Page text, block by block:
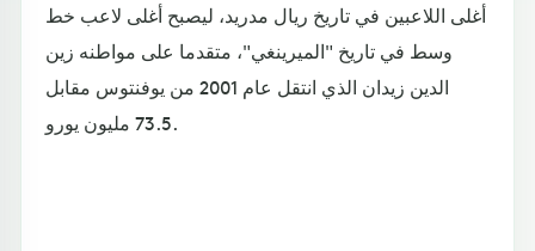
أغلى اللاعبين في تاريخ ريال مدريد، ليصبح أغلى لاعب خط
وسط في تاريخ "الميرينغي"، متقدما على مواطنه زين
الدين زيدان الذي انتقل عام 2001 من يوفنتوس مقابل
73.5 مليون يورو.